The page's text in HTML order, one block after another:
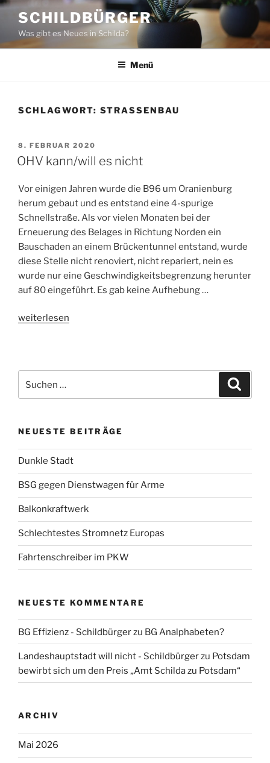
Zum
Inhalt
springen
SCHILDBÜRGER
Was gibt es Neues in Schilda?
Menü
SCHLAGWORT: STRASSENBAU
VERÖFFENTLICHT
AM
8. FEBRUAR 2020
OHV kann/will es nicht
Vor einigen Jahren wurde die B96 um Oranienburg
herum gebaut und es entstand eine 4-spurige
Schnellstraße. Als vor vielen Monaten bei der
Erneuerung des Belages in Richtung Norden ein
Bauschaden an einem Brückentunnel entstand, wurde
diese Stelle nicht renoviert, nicht repariert, nein es
wurde nur eine Geschwindigkeitsbegrenzung herunter
auf 80 eingeführt. Es gab keine Aufhebung …
„OHV
weiterlesen
nach:
NEUESTE BEITRÄGE
Dunkle Stadt
BSG gegen Dienstwagen für Arme
Balkonkraftwerk
Schlechtestes Stromnetz Europas
Fahrtenschreiber im PKW
NEUESTE KOMMENTARE
BG Effizienz - Schildbürgerzu BG Analphabeten?
Landeshauptstadt will nicht - Schildbürgerzu Potsdam
bewirbt sich um den Preis „Amt Schilda zu Potsdam“
ARCHIV
Mai 2026